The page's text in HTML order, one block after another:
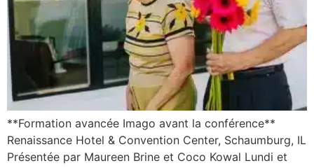
**Formation avancée Imago avant la conférence**
Renaissance Hotel & Convention Center, Schaumburg, IL
Présentée par Maureen Brine et Coco Kowal Lundi et